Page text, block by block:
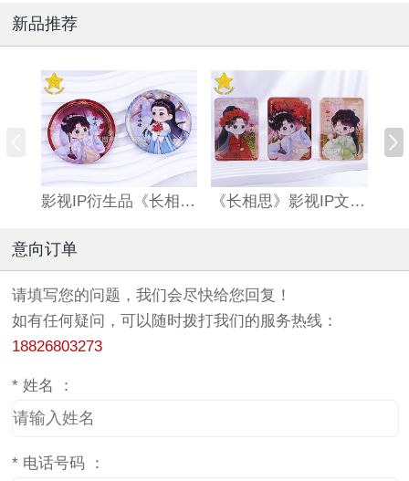
新品推荐
影视IP衍生品《长相思》双闪吧唧 《长相思》影视IP文创亚克力流沙麻将
意向订单
请填写您的问题，我们会尽快给您回复！
如有任何疑问，可以随时拨打我们的服务热线：
18826803273
* 姓名 ：
* 电话号码 ：